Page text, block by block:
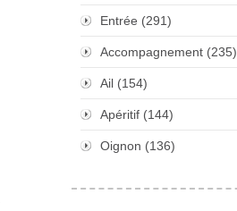
Entrée (291)
Accompagnement (235)
Ail (154)
Apéritif (144)
Oignon (136)